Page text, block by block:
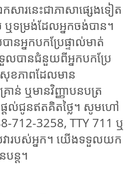
សារនេះជាភាសាផ្សេងទៀត
ឬទម្រង់ដែលអ្នកចង់បាន។
នអ្នកបកប្រែផ្ទាល់មាត់
លបានជំនួយពីអ្នកបកប្រែ
សុខភាពដែលមាន
ាន់ ឬមានវិញ្ញាបនបត្រ
ដល់ជូនឥតគិតថ្លៃ។ សូមហៅ
712-3258, TTY 711 ឬ
វារបស់អ្នក។ យើងទទួលយក
បន្ត។